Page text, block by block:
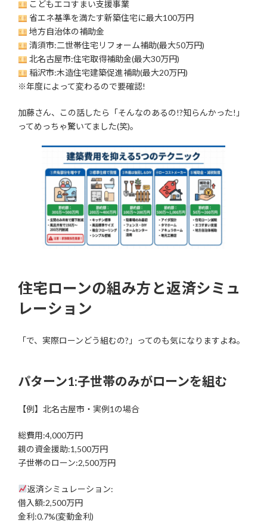
こどもエコすまい支援事業
省エネ基準を満たす新築住宅に最大100万円
地方自治体の補助金
清須市:二世帯住宅リフォーム補助(最大50万円)
北名古屋市:住宅取得補助金(最大30万円)
稲沢市:木造住宅建築促進補助(最大20万円)
※年度によって変わるので要確認!
加藤さん、この話したら「そんなのあるの!?知らんかった!」
ってめっちゃ驚いてました(笑)。
住宅ローンの組み方と返済シミュ
レーション
「で、実際ローンどう組むの?」ってのも気になりますよね。
パターン1:子世帯のみがローンを組む
【例】北名古屋市・実例1の場合
総費用:4,000万円
親の資金援助:1,500万円
子世帯のローン:2,500万円
返済シミュレーション:
借入額:2,500万円
金利:0.7%(変動金利)